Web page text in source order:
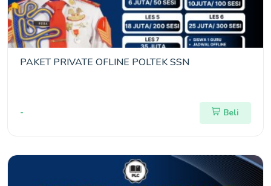
PAKET PRIVATE OFLINE POLTEK SSN
- Beli